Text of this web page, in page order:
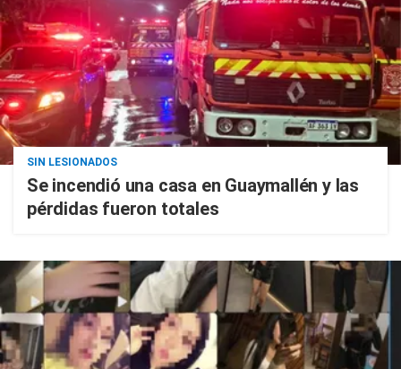
SIN LESIONADOS
Se incendió una casa en Guaymallén y las
pérdidas fueron totales